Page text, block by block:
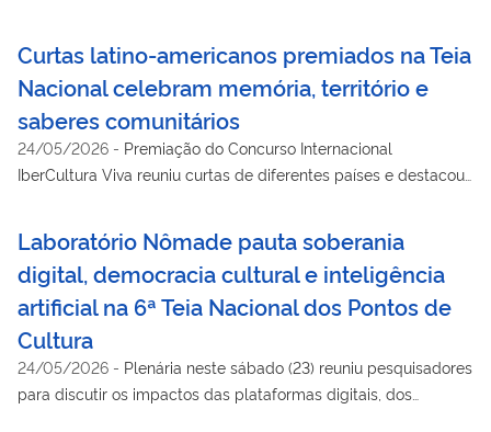
Curtas latino-americanos premiados na Teia
Nacional celebram memória, território e
saberes comunitários
24/05/2026 - Premiação do Concurso Internacional
IberCultura Viva reuniu curtas de diferentes países e destacou
Laboratório Nômade pauta soberania
digital, democracia cultural e inteligência
artificial na 6ª Teia Nacional dos Pontos de
Cultura
24/05/2026 - Plenária neste sábado (23) reuniu pesquisadores
para discutir os impactos das plataformas digitais, dos